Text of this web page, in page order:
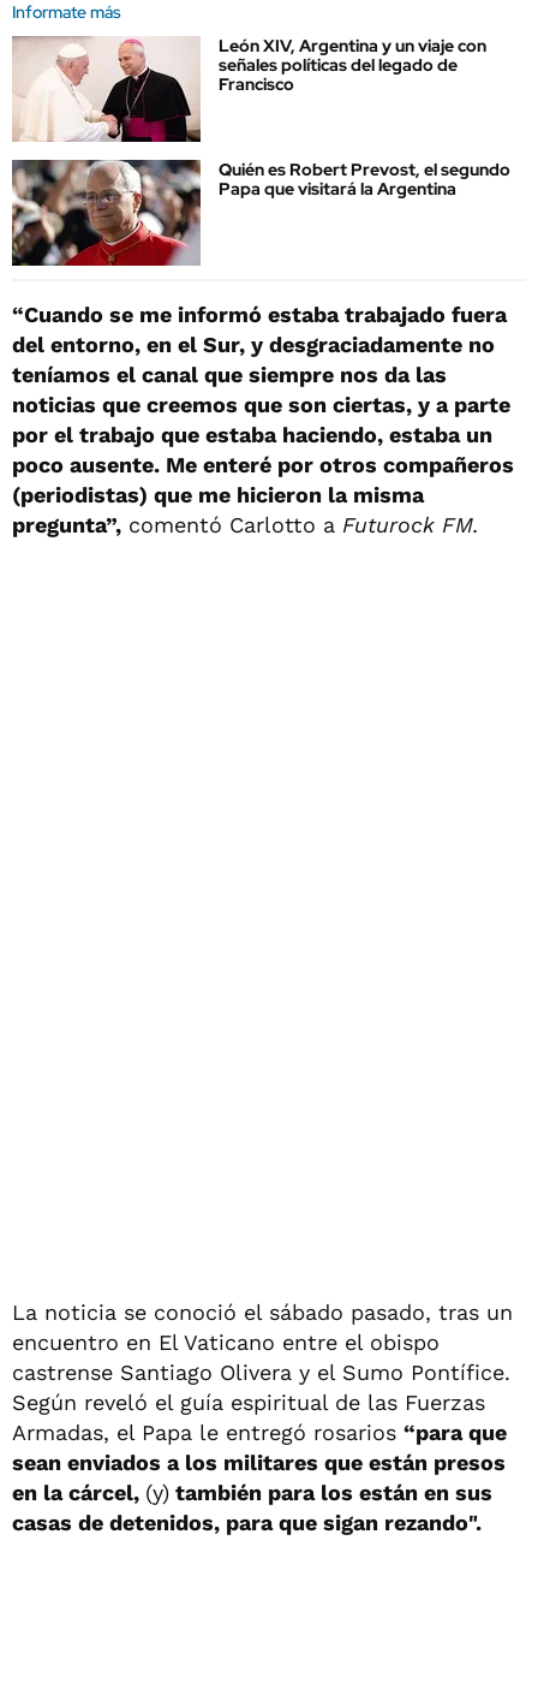
Informate más
León XIV, Argentina y un viaje con
señales políticas del legado de
Francisco
Quién es Robert Prevost, el segundo
Papa que visitará la Argentina
“Cuando se me informó estaba trabajado fuera
del entorno, en el Sur, y desgraciadamente no
teníamos el canal que siempre nos da las
noticias que creemos que son ciertas, y a parte
por el trabajo que estaba haciendo, estaba un
poco ausente. Me enteré por otros compañeros
(periodistas) que me hicieron la misma
pregunta”, comentó Carlotto a Futurock FM.
La noticia se conoció el sábado pasado, tras un
encuentro en El Vaticano entre el obispo
castrense Santiago Olivera y el Sumo Pontífice.
Según reveló el guía espiritual de las Fuerzas
Armadas, el Papa le entregó rosarios “para que
sean enviados a los militares que están presos
en la cárcel, (y) también para los están en sus
casas de detenidos, para que sigan rezando".